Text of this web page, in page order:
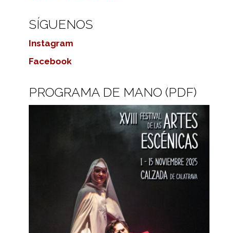
SÍGUENOS
Instagram
Facebook
PROGRAMA DE MANO (PDF)